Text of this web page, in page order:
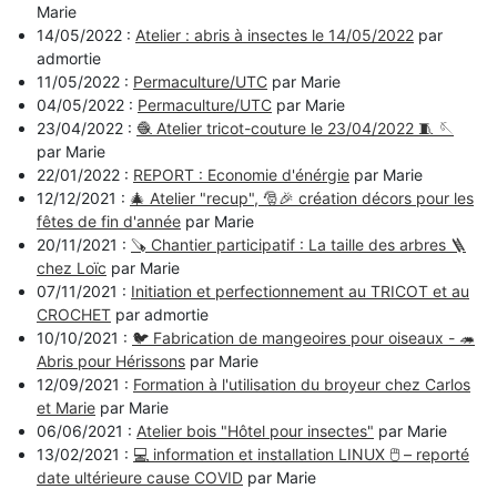
Marie
14/05/2022 : Atelier : abris à insectes le 14/05/2022 par
admortie
11/05/2022 : Permaculture/UTC par Marie
04/05/2022 : Permaculture/UTC par Marie
23/04/2022 : 🧶 Atelier tricot-couture le 23/04/2022 🧵 🪡
par Marie
22/01/2022 : REPORT : Economie d'énérgie par Marie
12/12/2021 : 🎄 Atelier "recup", 🎅🎉 création décors pour les
fêtes de fin d'année par Marie
20/11/2021 : 🪚 Chantier participatif : La taille des arbres 🪜
chez Loïc par Marie
07/11/2021 : Initiation et perfectionnement au TRICOT et au
CROCHET par admortie
10/10/2021 : 🐦 Fabrication de mangeoires pour oiseaux - 🦔
Abris pour Hérissons par Marie
12/09/2021 : Formation à l'utilisation du broyeur chez Carlos
et Marie par Marie
06/06/2021 : Atelier bois "Hôtel pour insectes" par Marie
13/02/2021 : 💻 information et installation LINUX 🖱️ – reporté
date ultérieure cause COVID par Marie